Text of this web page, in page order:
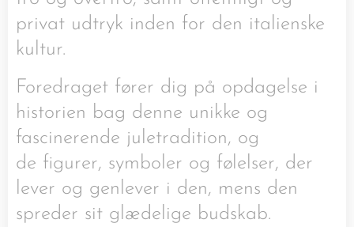
privat udtryk inden for den italienske
kultur.
Foredraget fører dig på opdagelse i
historien bag denne unikke og
fascinerende juletradition, og
de figurer, symboler og følelser, der
lever og genlever i den, mens den
spreder sit glædelige budskab.